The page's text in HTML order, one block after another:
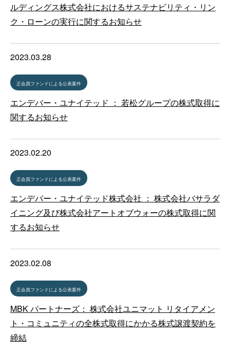
ルディングス株式会社におけるサステナビリティ・リン
ク・ローンの実行に関するお知らせ
2023.03.28
正会員ファンドによる公表案件
エンデバー・ユナイテッド ： 若松グループの株式取得に
関するお知らせ
2023.02.20
正会員ファンドによる公表案件
エンデバー・ユナイテッド株式会社 ： 株式会社バサラダ
イニング及び株式会社アートオブウォーの株式取得に関
するお知らせ
2023.02.08
正会員ファンドによる公表案件
MBK パートナーズ： 株式会社ユニマット リタイアメン
ト・コミュニティの全株式取得にかかる株式譲渡契約を
締結